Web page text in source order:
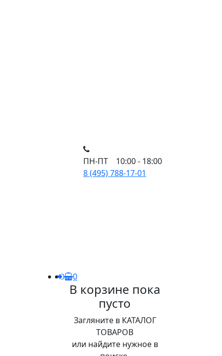
ПН-ПТ 10:00 - 18:00
8 (495) 788-17-01
0
В корзине пока
пусто
Загляните в КАТАЛОГ
ТОВАРОВ
или найдите нужное в